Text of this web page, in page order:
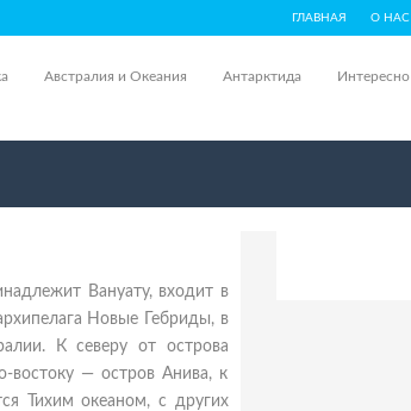
ГЛАВНАЯ О НАС
Австралия и Океания Антарктида Интересно
Вануату, входит в
Новые Гебриды, в
К северу от острова
востоку — остров Анива, к
Тихим океаном, с других